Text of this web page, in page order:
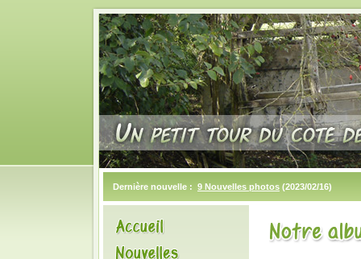
Dernière nouvelle : 9 Nouvelles photos (2023/02/16)